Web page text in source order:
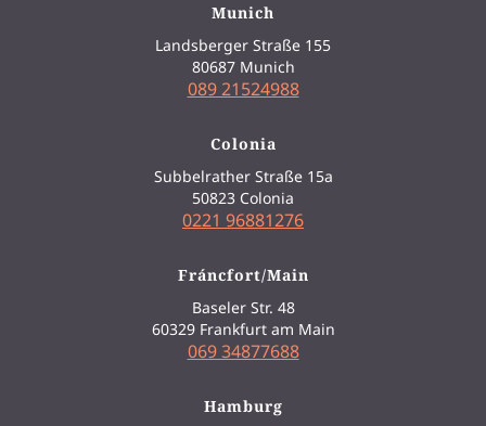
Munich
Landsberger Straße 155
80687 Munich
089 21524988
Colonia
Subbelrather Straße 15a
50823 Colonia
0221 96881276
Fráncfort/Main
Baseler Str. 48
60329 Frankfurt am Main
069 34877688
Hamburg